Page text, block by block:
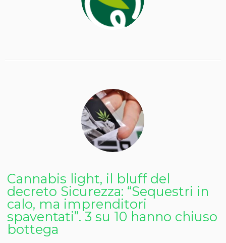
Cannabis light, il bluff del
decreto Sicurezza: “Sequestri in
calo, ma imprenditori
spaventati”. 3 su 10 hanno chiuso
bottega